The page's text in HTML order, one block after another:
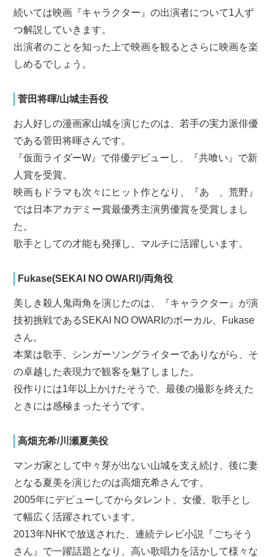
続いては映画『キャラクター』の出演者について1人ず
つ解説していきます。
出演者のことを知った上で映画を観るとさらに映画を楽
しめるでしょう。
菅田将暉/山城圭吾役
お人好しの漫画家山城を演じたのは、若手の実力派俳優
である菅田将暉さんです。
『仮面ライダーW』で俳優デビューし、『共喰い』で新
人賞を受賞。
映画もドラマも次々にヒット作となり、『あゝ、荒野』
では日本アカデミー賞最優秀主演男優賞を受賞しまし
た。
歌手としての才能も発揮し、マルチに活躍しいます。
Fukase(SEKAI NO OWARI)/両角役
美しき殺人鬼両角を演じたのは、『キャラクター』が演
技初挑戦であるSEKAI NO OWARIのボーカル、Fukase
さん。
本業は歌手、シンガーソングライターでありながら、そ
の卓越した表現力で観客を魅了しました。
役作りには1年以上かけたそうで、最後の撮影を終えた
ときには感極まったそうです。
高畑充希/川瀬夏美役
マンガ家として中々芽が出ない山城を支え続け、後に妻
となる夏美を演じたのは高畑充希さんです。
2005年にデビューしてからタレント、女優、歌手とし
て幅広く活躍されています。
2013年NHKで放送された、連続テレビ小説『ごちそう
さん』で一躍話題となり、高い歌唱力を活かして様々な